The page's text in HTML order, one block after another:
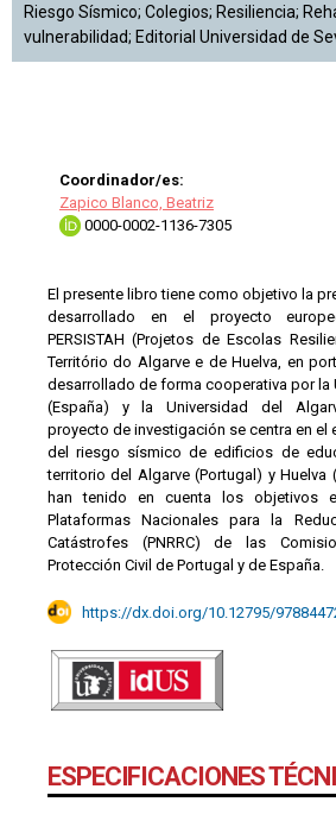
Riesgo Sísmico; Colegios; Resiliencia;
vulnerabilidad; Editorial Universidad de
Coordinador/es:
Zapico Blanco, Beatriz
0000-0002-1136-7305
El presente libro tiene como objetivo la
desarrollado en el proyecto
PERSISTAH (Projetos de Escolas
Território do Algarve e de Huelva, en
desarrollado de forma cooperativa por la
(España) y la Universidad del
proyecto de investigación se centra en el
del riesgo sísmico de edificios de
territorio del Algarve (Portugal) y Huelva
han tenido en cuenta los objetivos
Plataformas Nacionales para la
Catástrofes (PNRRC) de las
Protección Civil de Portugal y de España.
https://dx.doi.org/10.12795/
ESPECIFICACIONES